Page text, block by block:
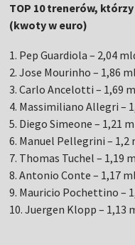
TOP 10 trenerów,
(kwoty w euro)
1. Pep Guardiola – 2,04
2. Jose Mourinho – 1,86
3. Carlo Ancelotti – 1,69
4. Massimiliano Allegri –
5. Diego Simeone – 1,21
6. Manuel Pellegrini – 1,2
7. Thomas Tuchel – 1,19
8. Antonio Conte – 1,17
9. Mauricio Pochettino –
10. Juergen Klopp – 1,13